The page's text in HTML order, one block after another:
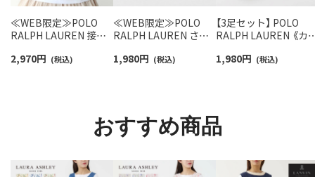
≪WEB限定≫POLO
RALPH LAUREN 接触
ームカバー ＆ レッグウ
2,970円 (税込)
≪WEB限定≫POLO
RALPH LAUREN さら
スニーカー丈ソックス
1,980円 (税込)
【3足セット】 POLO
RALPH LAUREN 《カ
ンポイントソックス
1,980円 (税込)
おすすめ商品